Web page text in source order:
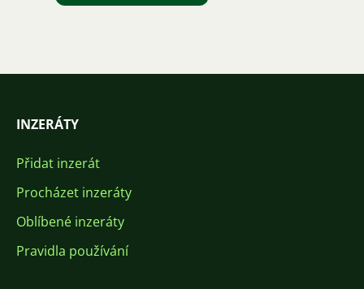
INZERÁTY
Přidat inzerát
Procházet inzeráty
Oblíbené inzeráty
Pravidla používání